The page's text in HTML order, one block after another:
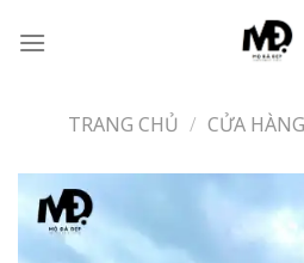
TRANG CHỦ / CỬA HÀNG